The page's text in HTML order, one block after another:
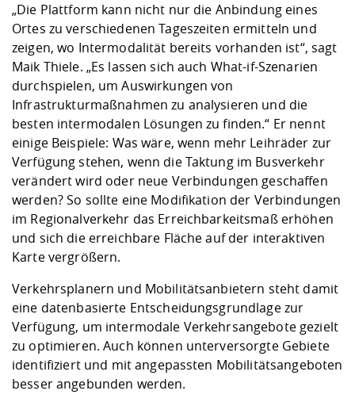
„Die Plattform kann nicht nur die Anbindung eines
Ortes zu verschiedenen Tageszeiten ermitteln und
zeigen, wo Intermodalität bereits vorhanden ist“, sagt
Maik Thiele. „Es lassen sich auch What-if-Szenarien
durchspielen, um Auswirkungen von
Infrastrukturmaßnahmen zu analysieren und die
besten intermodalen Lösungen zu finden.“ Er nennt
einige Beispiele: Was wäre, wenn mehr Leihräder zur
Verfügung stehen, wenn die Taktung im Busverkehr
verändert wird oder neue Verbindungen geschaffen
werden? So sollte eine Modifikation der Verbindungen
im Regionalverkehr das Erreichbarkeitsmaß erhöhen
und sich die erreichbare Fläche auf der interaktiven
Karte vergrößern.
Verkehrsplanern und Mobilitätsanbietern steht damit
eine datenbasierte Entscheidungsgrundlage zur
Verfügung, um intermodale Verkehrsangebote gezielt
zu optimieren. Auch können unterversorgte Gebiete
identifiziert und mit angepassten Mobilitätsangeboten
besser angebunden werden.